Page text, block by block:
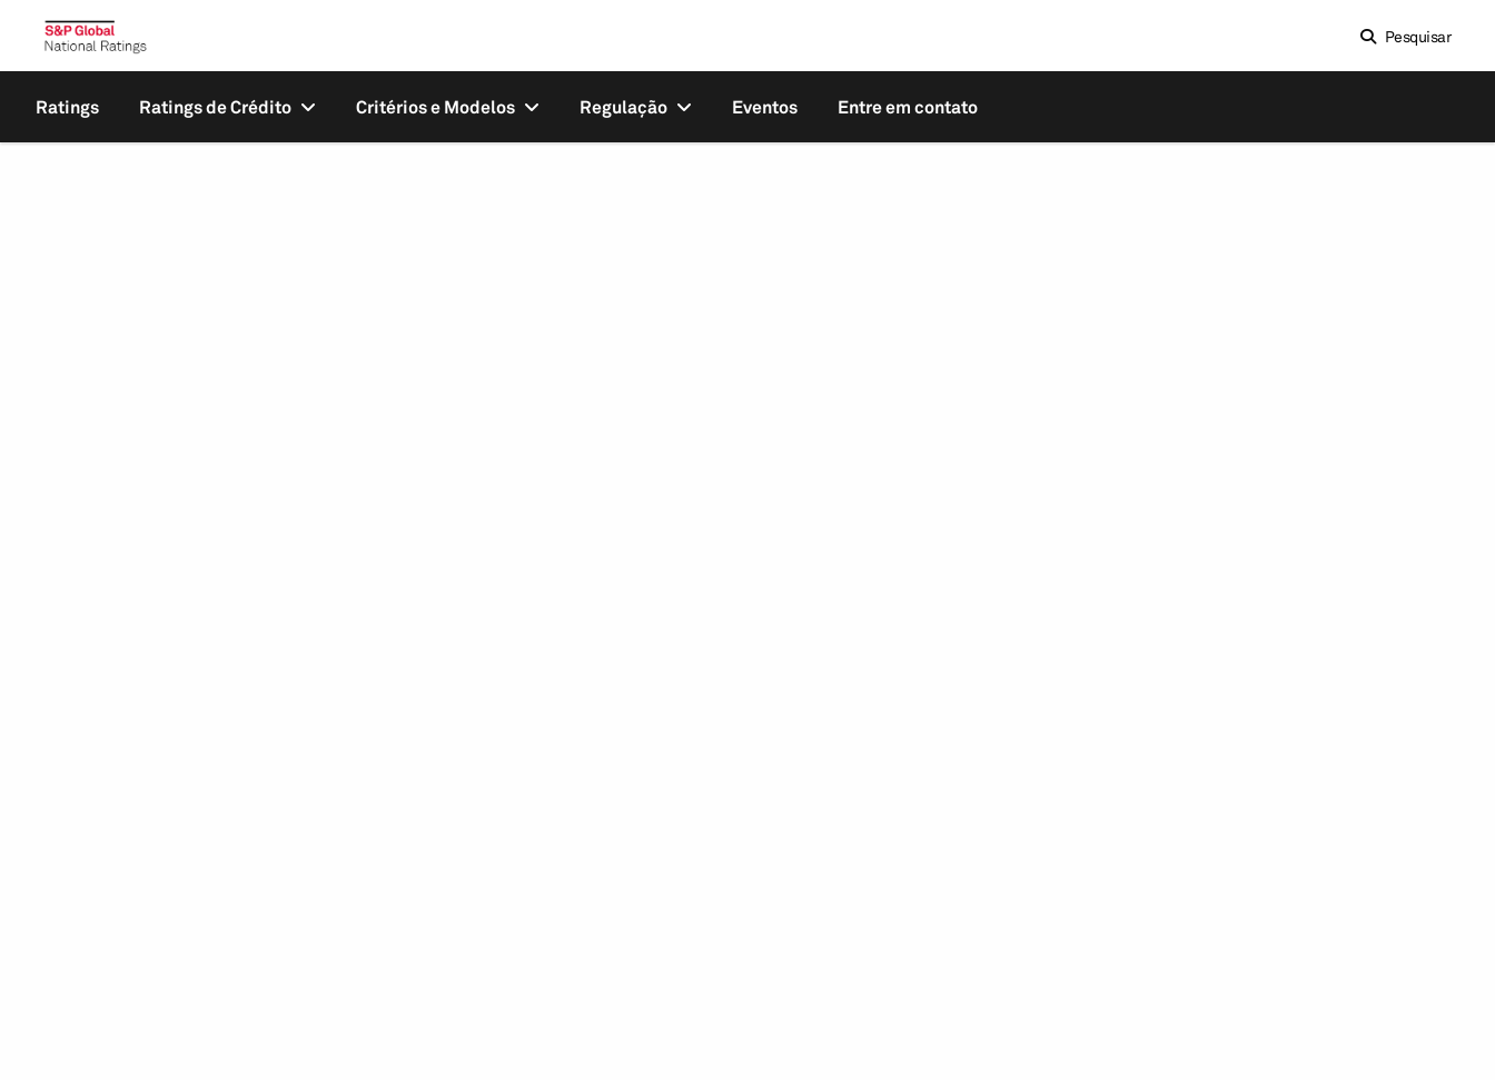
Pesquisar
Ratings Ratings de Crédito Critérios e Modelos Regulação Eventos Entre em contato